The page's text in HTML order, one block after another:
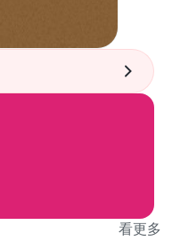
看更多